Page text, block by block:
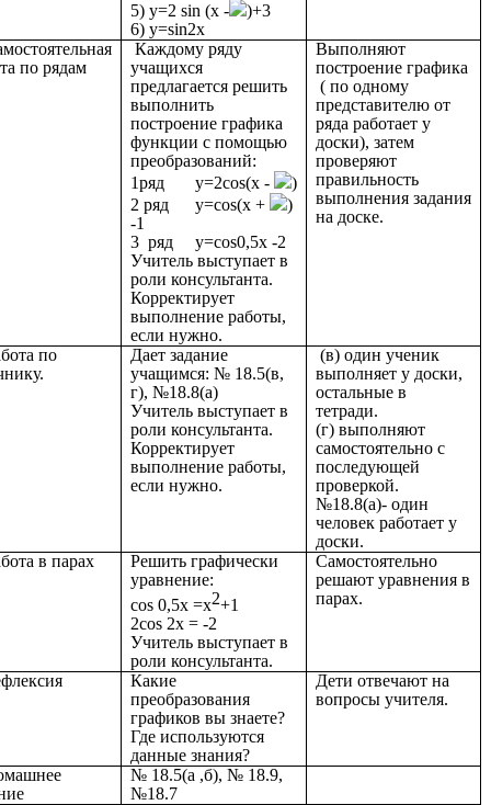
5) y=2 sin (x -
)+3
6) y=sin2x
по рядам
Каждому ряду
учащихся
предлагается решить
выполнить
построение графика
функции с помощью
преобразований:
1ряд y=2cos(x -
)
2 ряд y=cos(x +
)
-1
3 ряд y=cos0,5x -2
Учитель выступает в
роли консультанта.
Корректирует
выполнение работы,
если нужно.
Выполняют
построение графика
( по одному
представителю от
ряда работает у
доски), затем
проверяют
правильность
выполнения задания
на доске.
по
Дает задание
учащимся: № 18.5(в,
г), №18.8(а)
Учитель выступает в
роли консультанта.
Корректирует
выполнение работы,
если нужно.
(в) один ученик
выполняет у доски,
остальные в
тетради.
(г) выполняют
самостоятельно с
последующей
проверкой.
№18.8(а)- один
человек работает у
доски.
в парах
Решить графически
уравнение:
сos 0,5x =х2+1
2cos 2x = -2
Учитель выступает в
роли консультанта.
Самостоятельно
решают уравнения в
парах.
Какие
преобразования
графиков вы знаете?
Где используются
данные знания?
Дети отвечают на
вопросы учителя.
№ 18.5(а ,б), № 18.9,
№18.7